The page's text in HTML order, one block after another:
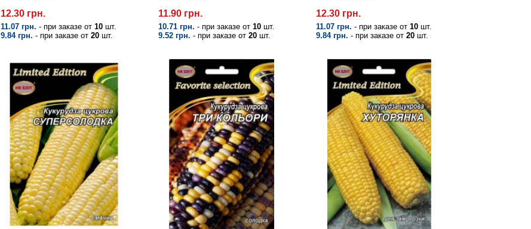
12.30 грн.
11.07 грн. - при заказе от 10 шт.
9.84 грн. - при заказе от 20 шт.
11.90 грн.
10.71 грн. - при заказе от 10шт.
9.52 грн. - при заказе от 20шт.
12.30 грн.
11.07 грн. - при заказе от 10шт.
9.84 грн. - при заказе от 20шт.